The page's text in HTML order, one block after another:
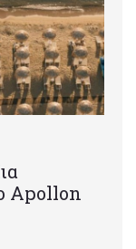
Apollon